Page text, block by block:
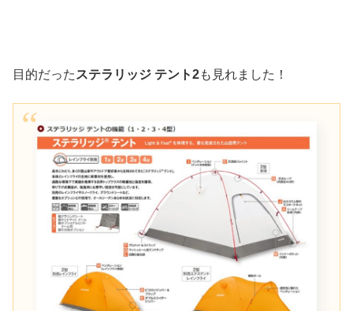
目的だった ステラリッジ テント2も見れました！